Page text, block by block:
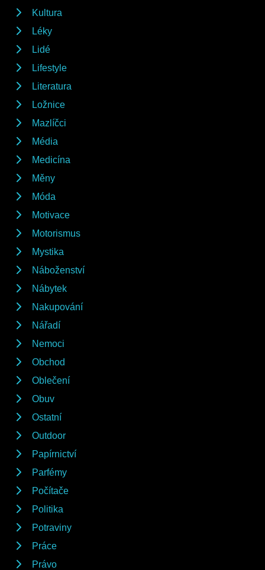
Kultura
Léky
Lidé
Lifestyle
Literatura
Ložnice
Mazlíčci
Média
Medicína
Měny
Móda
Motivace
Motorismus
Mystika
Náboženství
Nábytek
Nakupování
Nářadí
Nemoci
Obchod
Oblečení
Obuv
Ostatní
Outdoor
Papírnictví
Parfémy
Počítače
Politika
Potraviny
Práce
Právo